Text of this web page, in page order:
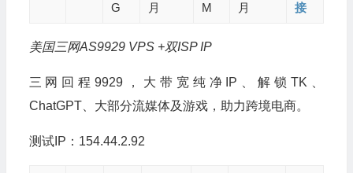
G
月
M
月
接
美国三网AS9929 VPS +双ISP IP
三网回程9929，大带宽纯净IP、解锁TK、
ChatGPT、大部分流媒体及游戏，助力跨境电商。
测试IP：154.44.2.92